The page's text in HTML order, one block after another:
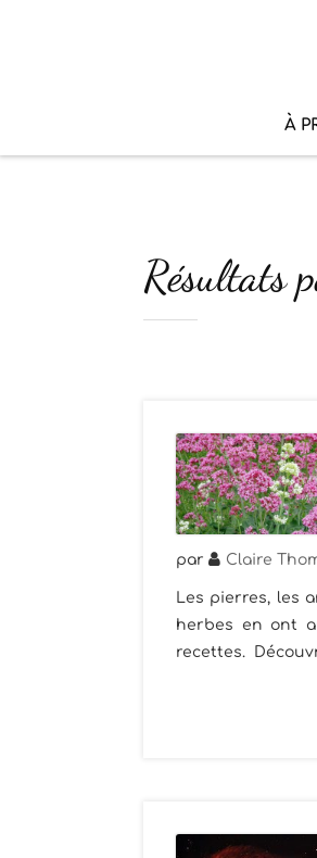
À
Résultats
par Claire
Les pierres, les
herbes en ont
recettes.